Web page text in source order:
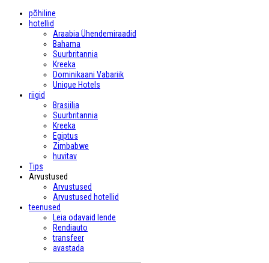
põhiline
hotellid
Araabia Ühendemiraadid
Bahama
Suurbritannia
Kreeka
Dominikaani Vabariik
Unique Hotels
riigid
Brasiilia
Suurbritannia
Kreeka
Egiptus
Zimbabwe
huvitav
Tips
Arvustused
Arvustused
Arvustused hotellid
teenused
Leia odavaid lende
Rendiauto
transfeer
avastada